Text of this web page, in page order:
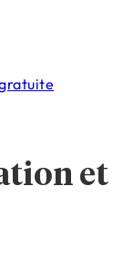
et